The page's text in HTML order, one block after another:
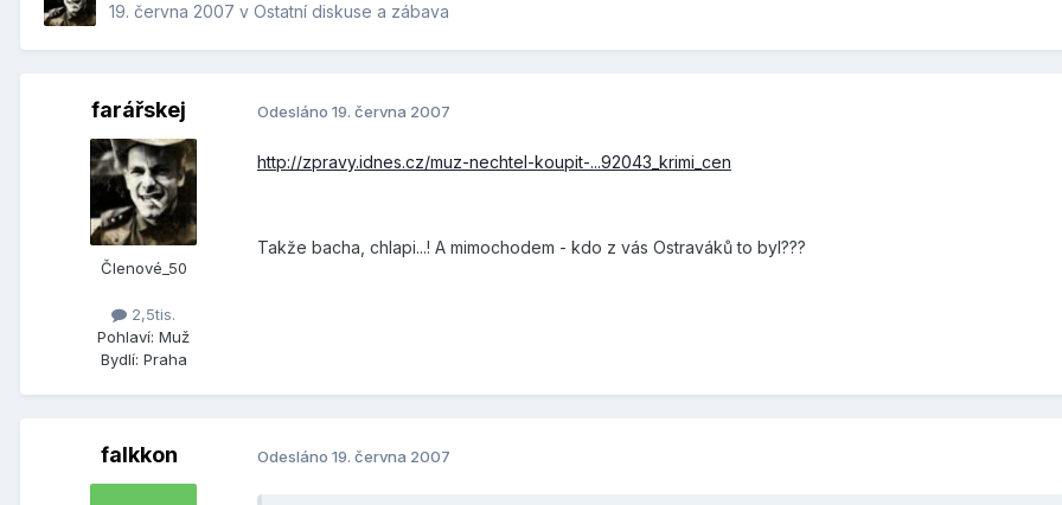
19. června 2007 v Ostatní diskuse a zábava
farářskej
Členové_50
2,5tis.
Pohlaví: Muž
Bydlí: Praha
Odesláno 19. června 2007
http://zpravy.idnes.cz/muz-nechtel-koupit-...92043_krimi_cen
Takže bacha, chlapi...! A mimochodem - kdo z vás Ostraváků to byl???
falkkon Odesláno 19. června 2007